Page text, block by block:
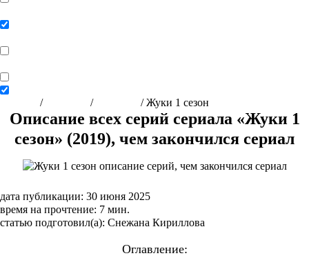
/ / /Жуки 1 сезон
Описание всех серий сериала «Жуки 1
сезон» (2019), чем закончился сериал
дата публикации: 30 июня 2025
время на прочтение: 7 мин.
статью подготовил(а): Снежана Кириллова
Оглавление: